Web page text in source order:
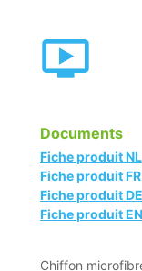
Documents
Fiche produit NL
Fiche produit FR
Fiche produit DE
Fiche produit EN
Chiffon